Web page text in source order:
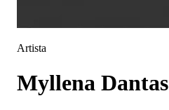
Artista
Myllena Dantas